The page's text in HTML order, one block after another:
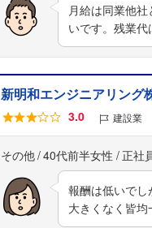
月給は同業他
いです。残業
新明和エンジニアリング
3.0 建設業
その他 40代前半女性 正社
報酬は低いで
大きくなく皆